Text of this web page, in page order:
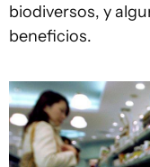
biodiversos, y
beneficios.